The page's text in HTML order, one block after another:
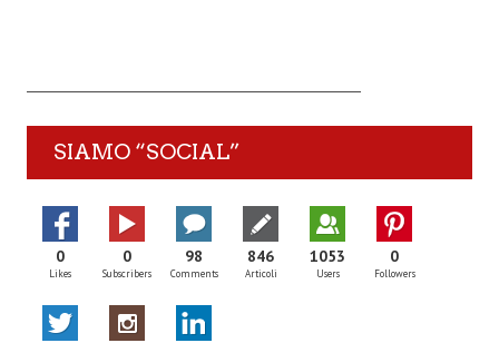
SIAMO “SOCIAL”
0
Likes
0
Subscribers
98
Comments
846
Articoli
1053
Users
0
Followers